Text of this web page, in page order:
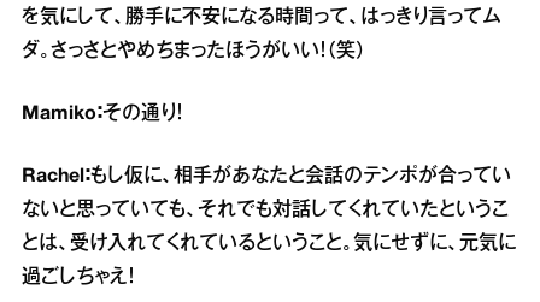
を気にして、勝手に不安になる時間って、はっきり言ってム
ダ。さっさとやめちまったほうがいい！（笑）
Mamiko：その通り！
Rachel：もし仮に、相手があなたと会話のテンポが合ってい
ないと思っていても、それでも対話してくれていたというこ
とは、受け入れてくれているということ。気にせずに、元気に
過ごしちゃえ！